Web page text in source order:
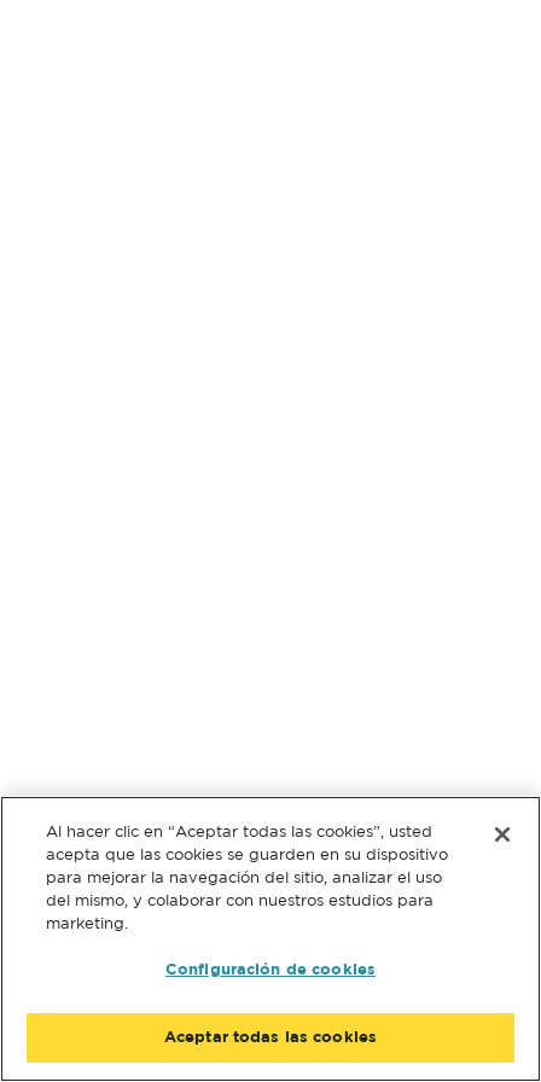
Al hacer clic en “Aceptar todas las cookies”, usted
acepta que las cookies se guarden en su dispositivo
para mejorar la navegación del sitio, analizar el uso
del mismo, y colaborar con nuestros estudios para
marketing.
Configuración de cookies
Aceptar todas las cookies